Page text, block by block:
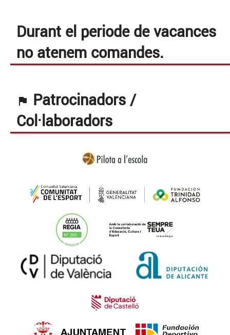
Durant el periode de vacances
no atenem comandes.
flag Patrocinadors /
Col·laboradors